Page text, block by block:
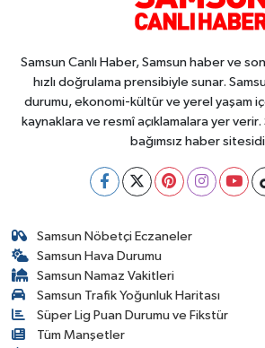
Samsun Canlı Haber, Samsun haber ve
hızlı doğrulama prensibiyle sunar.
durumu, ekonomi-kültür ve yerel yaşam
kaynaklara ve resmî açıklamalara yer verir.
bağımsız haber
Samsun Nöbetçi Eczaneler
Samsun Hava Durumu
Samsun Namaz Vakitleri
Samsun Trafik Yoğunluk Haritası
Süper Lig Puan Durumu ve Fikstür
Tüm Manşetler